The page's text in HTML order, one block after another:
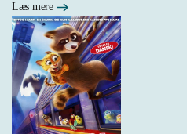
Læs mere